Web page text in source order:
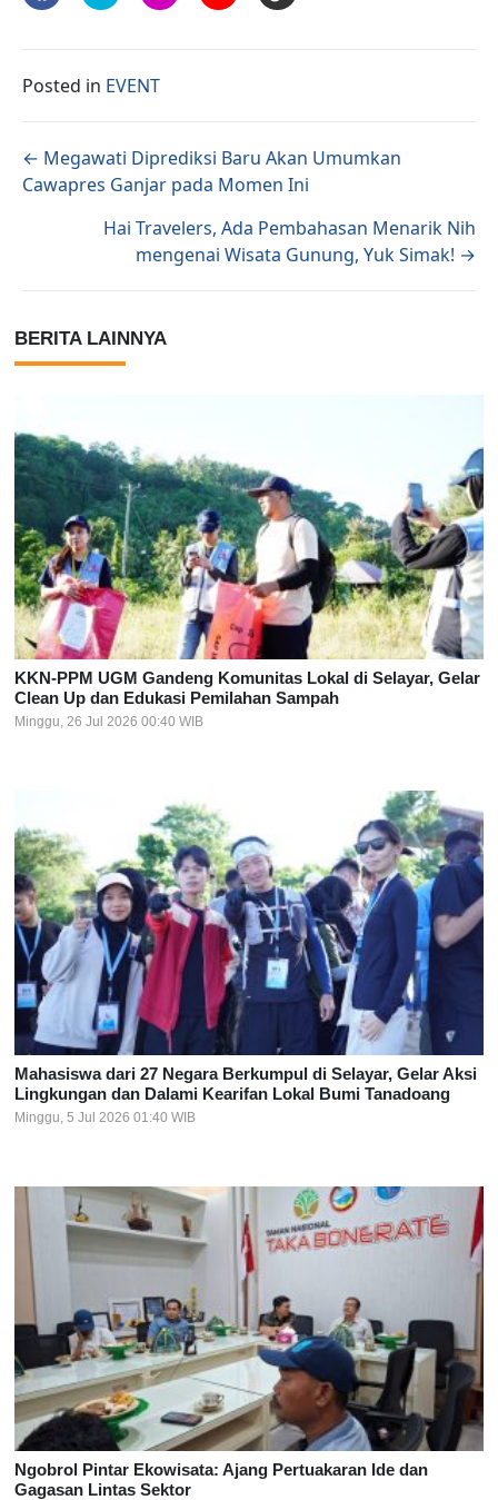
Posted in EVENT
Posts navigation
← Megawati Diprediksi Baru Akan Umumkan
Cawapres Ganjar pada Momen Ini
Hai Travelers, Ada Pembahasan Menarik Nih
mengenai Wisata Gunung, Yuk Simak! →
BERITA LAINNYA
KKN-PPM UGM Gandeng Komunitas Lokal di Selayar, Gelar
Clean Up dan Edukasi Pemilahan Sampah
Minggu, 26 Jul 2026 00:40 WIB
Mahasiswa dari 27 Negara Berkumpul di Selayar, Gelar Aksi
Lingkungan dan Dalami Kearifan Lokal Bumi Tanadoang
Minggu, 5 Jul 2026 01:40 WIB
Ngobrol Pintar Ekowisata: Ajang Pertuakaran Ide dan
Gagasan Lintas Sektor